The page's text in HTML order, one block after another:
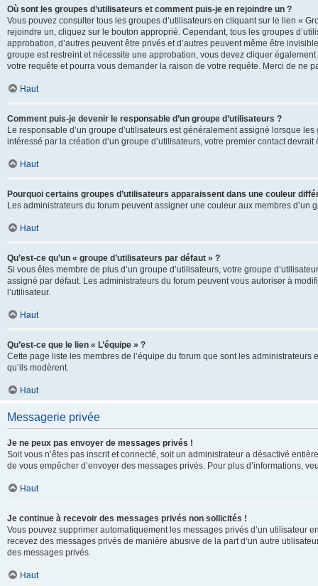
Où sont les groupes d’utilisateurs et comment puis-je en rejoindre un ?
Vous pouvez consulter tous les groupes d’utilisateurs en cliquant sur le lien «
rejoindre un, cliquez sur le bouton approprié. Cependant, tous les groupes
approbation, d’autres peuvent être privés et d’autres peuvent même être
groupe est restreint et nécessite une approbation, vous devez cliquer
votre requête et pourra vous demander la raison de votre requête. Merci de ne
Haut
Comment puis-je devenir le responsable d’un groupe d’utilisateurs ?
Le responsable d’un groupe d’utilisateurs est généralement assigné lorsque
intéressé par la création d’un groupe d’utilisateurs, votre premier contact
Haut
Pourquoi certains groupes d’utilisateurs apparaissent dans une couleur
Les administrateurs du forum peuvent assigner une couleur aux membres d’un
Haut
Qu’est-ce qu’un « groupe d’utilisateurs par défaut » ?
Si vous êtes membre de plus d’un groupe d’utilisateurs, votre groupe
assigné par défaut. Les administrateurs du forum peuvent vous autoriser à
l’utilisateur.
Haut
Qu’est-ce que le lien « L’équipe » ?
Cette page liste les membres de l’équipe du forum que sont les
qu’ils modèrent.
Haut
Messagerie privée
Je ne peux pas envoyer de messages privés !
Soit vous n’êtes pas inscrit et connecté, soit un administrateur a désactivé
de vous empêcher d’envoyer des messages privés. Pour plus d’informations,
Haut
Je continue à recevoir des messages privés non sollicités !
Vous pouvez supprimer automatiquement les messages privés d’un utilisateur
recevez des messages privés de manière abusive de la part d’un autre
des messages privés.
Haut